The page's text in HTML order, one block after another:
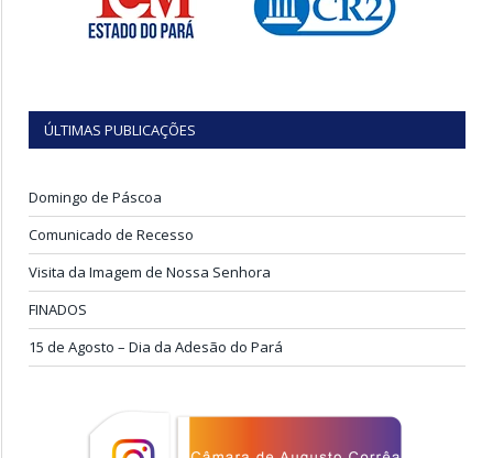
ÚLTIMAS PUBLICAÇÕES
Domingo de Páscoa
Comunicado de Recesso
Visita da Imagem de Nossa Senhora
FINADOS
15 de Agosto – Dia da Adesão do Pará